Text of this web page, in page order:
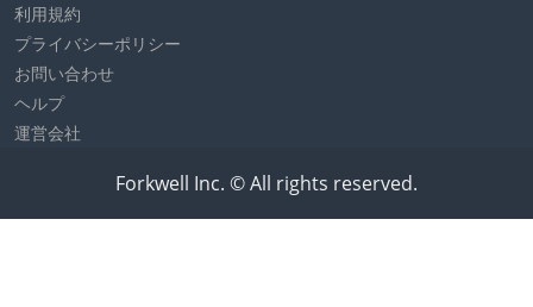
利用規約
プライバシーポリシー
お問い合わせ
ヘルプ
運営会社
Forkwell Inc. © All rights reserved.